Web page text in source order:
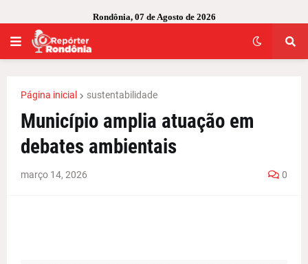
Rondônia, 07 de Agosto de 2026
Página inicial sustentabilidade
Município amplia atuação em
debates ambientais
março 14, 2026 0